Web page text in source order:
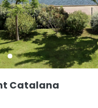
Catalana